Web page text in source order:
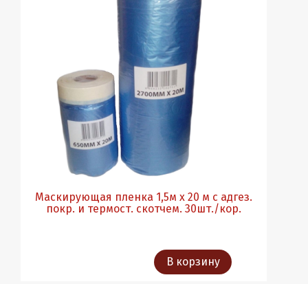
Маскирующая пленка 1,5м х 20 м с адгез.
покр. и термост. скотчем. 30шт./кор.
В корзину